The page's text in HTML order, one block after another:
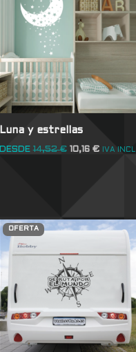
Luna y estrellas
DESDE 14,52€ 10,16 € IVA INCL
OFERTA